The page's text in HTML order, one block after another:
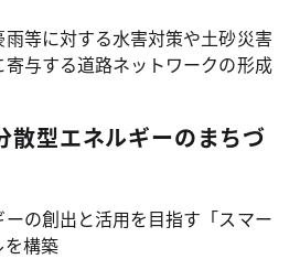
等に対する水害対策や土砂災害
与する道路ネットワークの形成
散型エネルギーのまちづ
の創出と活用を目指す「スマー
を構築